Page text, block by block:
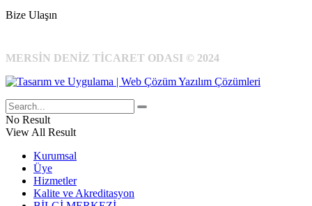
Bize Ulaşın
MERSİN DENİZ TİCARET ODASI © 2024
No Result
View All Result
Kurumsal
Üye
Hizmetler
Kalite ve Akreditasyon